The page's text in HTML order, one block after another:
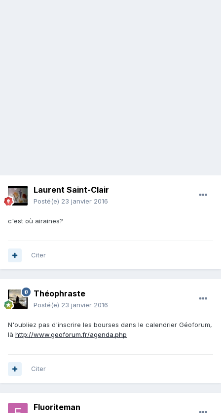
Laurent Saint-Clair
Posté(e) 23 janvier 2016
c'est où airaines?
Citer
Théophraste
Posté(e) 23 janvier 2016
N'oubliez pas d'inscrire les bourses dans le calendrier Géoforum,
là http://www.geoforum.fr/agenda.php
Citer
Fluoriteman